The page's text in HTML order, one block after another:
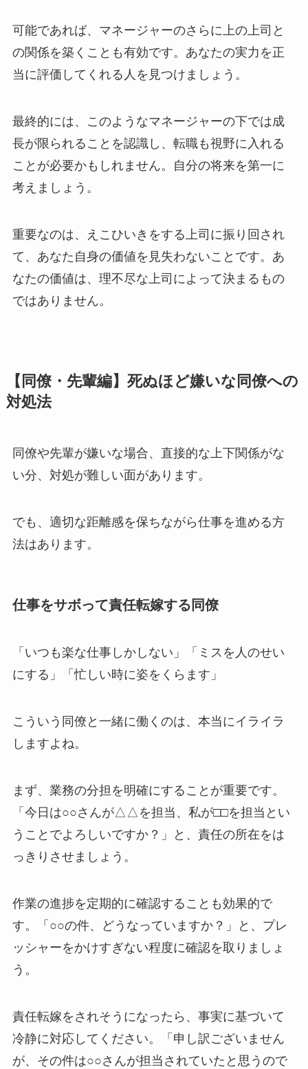
可能であれば、マネージャーのさらに上の上司と
の関係を築くことも有効です。あなたの実力を正
当に評価してくれる人を見つけましょう。
最終的には、このようなマネージャーの下では成
長が限られることを認識し、転職も視野に入れる
ことが必要かもしれません。自分の将来を第一に
考えましょう。
重要なのは、えこひいきをする上司に振り回され
て、あなた自身の価値を見失わないことです。あ
なたの価値は、理不尽な上司によって決まるもの
ではありません。
【同僚・先輩編】死ぬほど嫌いな同僚への
対処法
同僚や先輩が嫌いな場合、直接的な上下関係がな
い分、対処が難しい面があります。
でも、適切な距離感を保ちながら仕事を進める方
法はあります。
仕事をサボって責任転嫁する同僚
「いつも楽な仕事しかしない」「ミスを人のせい
にする」「忙しい時に姿をくらます」
こういう同僚と一緒に働くのは、本当にイライラ
しますよね。
まず、業務の分担を明確にすることが重要です。
「今日は○○さんが△△を担当、私が□□を担当とい
うことでよろしいですか？」と、責任の所在をは
っきりさせましょう。
作業の進捗を定期的に確認することも効果的で
す。「○○の件、どうなっていますか？」と、プレ
ッシャーをかけすぎない程度に確認を取りましょ
う。
責任転嫁をされそうになったら、事実に基づいて
冷静に対応してください。「申し訳ございません
が、その件は○○さんが担当されていたと思うので